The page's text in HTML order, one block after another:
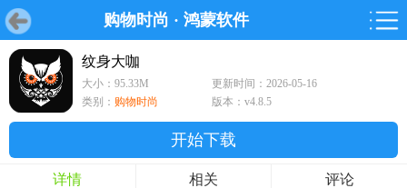
购物时尚 · 鸿蒙软件
首页 游戏
首页 游戏 软件 鸿蒙
游戏 软件
纹身大咖
大小：95.33M
更新时间：2026-05-16
类别： 购物时尚 版本：v4.8.5
开始下载
详情 相关 评论